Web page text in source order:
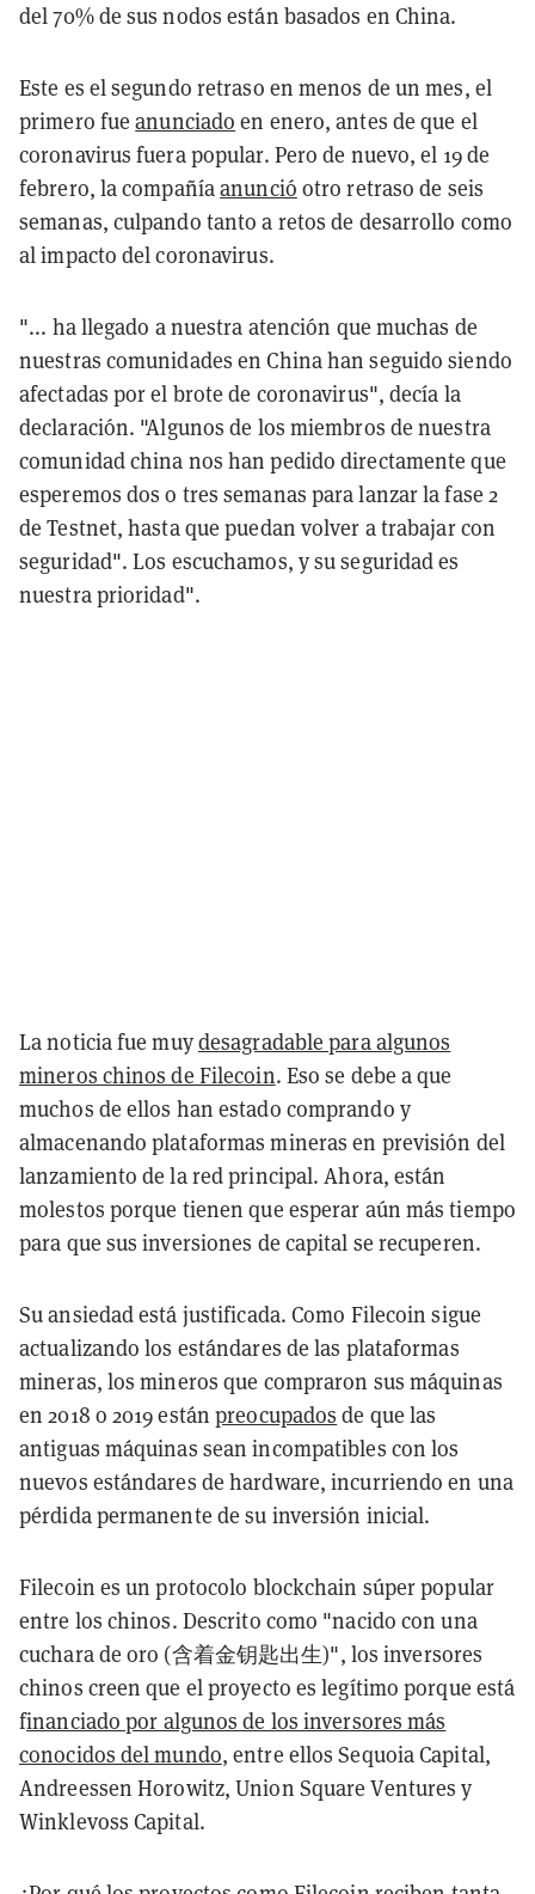
del 70% de sus nodos están basados en China.
Este es el segundo retraso en menos de un mes, el
primero fueanunciado en enero, antes de que el
coronavirus fuera popular. Pero de nuevo, el 19 de
febrero, la compañíaanunció otro retraso de seis
semanas, culpando tanto a retos de desarrollo como
al impacto del coronavirus.
"... ha llegado a nuestra atención que muchas de
nuestras comunidades en China han seguido siendo
afectadas por el brote de coronavirus", decía la
declaración. "Algunos de los miembros de nuestra
comunidad china nos han pedido directamente que
esperemos dos o tres semanas para lanzar la fase 2
de Testnet, hasta que puedan volver a trabajar con
seguridad". Los escuchamos, y su seguridad es
nuestra prioridad".
La noticia fue muydesagradable para algunos
mineros chinos de Filecoin. Eso se debe a que
muchos de ellos han estado comprando y
almacenando plataformas mineras en previsión del
lanzamiento de la red principal. Ahora, están
molestos porque tienen que esperar aún más tiempo
para que sus inversiones de capital se recuperen.
Su ansiedad está justificada. Como Filecoin sigue
actualizando los estándares de las plataformas
mineras, los mineros que compraron sus máquinas
en 2018 o 2019 estánpreocupados de que las
antiguas máquinas sean incompatibles con los
nuevos estándares de hardware, incurriendo en una
pérdida permanente de su inversión inicial.
Filecoin es un protocolo blockchain súper popular
entre los chinos. Descrito como "nacido con una
cuchara de oro (含着金钥匙出生)", los inversores
chinos creen que el proyecto es legítimo porque está
financiado por algunos de los inversores más
conocidos del mundo, entre ellos Sequoia Capital,
Andreessen Horowitz, Union Square Ventures y
Winklevoss Capital.